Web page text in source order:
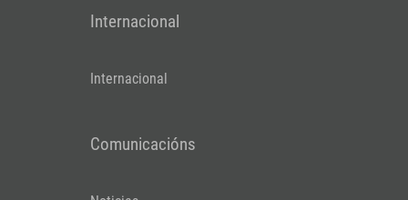
Internacional
Internacional
Comunicacións